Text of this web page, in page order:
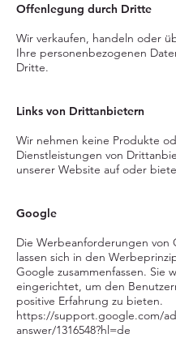
Offenlegung durch Dritte
Wir verkaufen, handeln oder
Ihre personenbezogenen
Dritte.
Links von Drittanbietern
Wir nehmen keine Produkte
Dienstleistungen von
unserer Website auf oder
Google
Die Werbeanforderungen von
lassen sich in den
Google zusammenfassen. Sie
eingerichtet, um den
positive Erfahrung zu bieten.
https://support.google.com/
answer/1316548?hl=de